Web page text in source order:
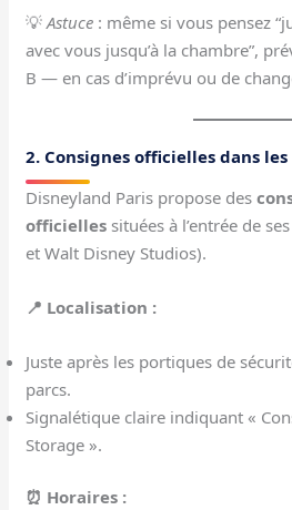
💡Astuce : même si vous pensez
avec vous jusqu’à la chambre”,
B — en cas d’imprévu ou de
2. Consignes officielles dans
Disneyland Paris propose des
officielles situées à l’entrée de
et Walt Disney Studios).
📍 Localisation :
Juste après les portiques de
parcs.
Signalétique claire indiquant «
Storage ».
⏰ Horaires :